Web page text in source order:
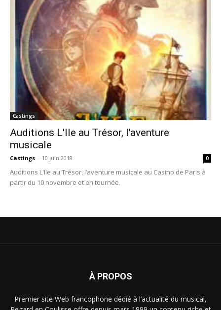
Castings
Auditions L'Ile au Trésor, l'aventure
musicale
Castings - 10 juin 2018 0
Auditions L'Ile au Trésor, l’aventure musicale au Casino de Paris à
partir du 10 novembre et en tournée.
À PROPOS
Premier site Web francophone dédié à l’actualité du musical,